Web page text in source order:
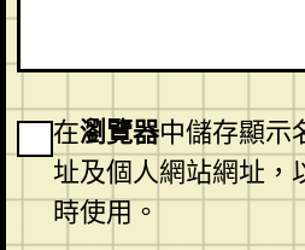
在瀏覽器中儲存顯示
址及個人網站網址，
時使用。